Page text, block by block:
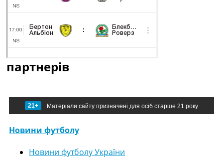
партнерів
21+ Матеріали сайту призначені для осіб старше 21 року
Новини футболу
Новини футболу України